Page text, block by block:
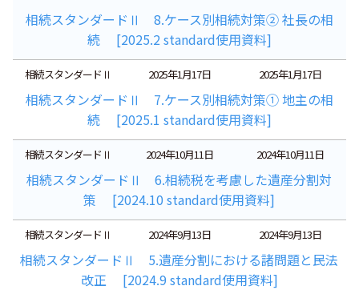
相続スタンダードⅡ 8.ケース別相続対策② 社長の相
続 [2025.2 standard使用資料]
相続スタンダードⅡ 2025年1月17日 2025年1月17日
相続スタンダードⅡ 7.ケース別相続対策① 地主の相
続 [2025.1 standard使用資料]
相続スタンダードⅡ 2024年10月11日 2024年10月11日
相続スタンダードⅡ 6.相続税を考慮した遺産分割対
策 [2024.10 standard使用資料]
相続スタンダードⅡ 2024年9月13日 2024年9月13日
相続スタンダードⅡ 5.遺産分割における諸問題と民法
改正 [2024.9 standard使用資料]